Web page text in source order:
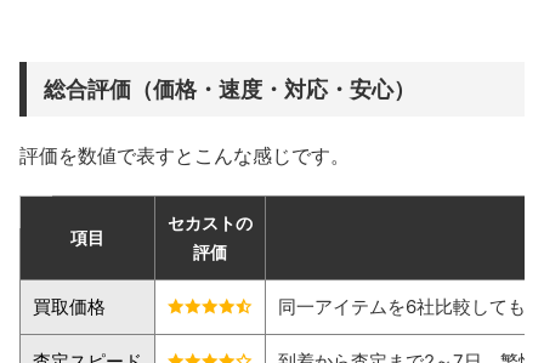
総合評価（価格・速度・対応・安心）
評価を数値で表すとこんな感じです。
項目
セカストの
評価
買取価格 同一アイテムを6社比較しても